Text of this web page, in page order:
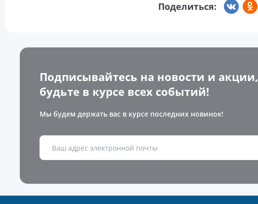
Поделиться:
Подписывайтесь на новости и акции,
будьте в курсе всех событий!
Мы будем держать вас в курсе последних новинок!